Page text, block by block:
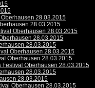
28.03.2015
28.03.2015
Oberhausen 28.03.2015
28.03.2015
28.03.2015
Oberhausen 28.03.2015
Oberhausen 28.03.2015
Festival Oberhausen 28.03.2015
28.03.2015
28.03.2015
Oberhausen 28.03.2015